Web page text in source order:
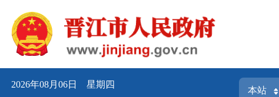
2026年08月06日 星期四